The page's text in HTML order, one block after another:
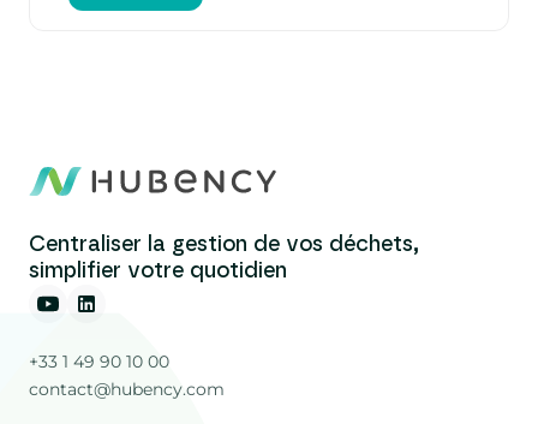
Centraliser la gestion de vos déchets,
simplifier votre quotidien
+33 1 49 90 10 00
contact@hubency.com